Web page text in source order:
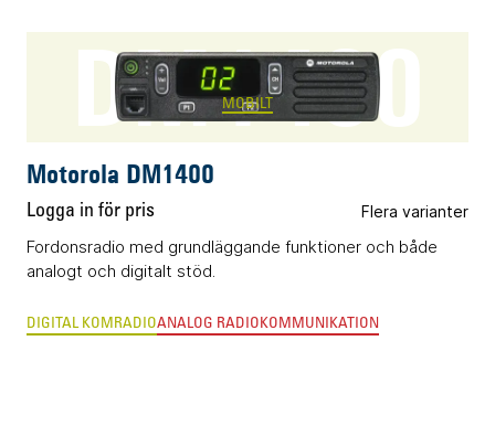
DM1400
MOBILT
Motorola DM1400
Logga in för pris Flera varianter
Fordonsradio med grundläggande funktioner och både
analogt och digitalt stöd.
DIGITAL KOMRADIOANALOG RADIOKOMMUNIKATION